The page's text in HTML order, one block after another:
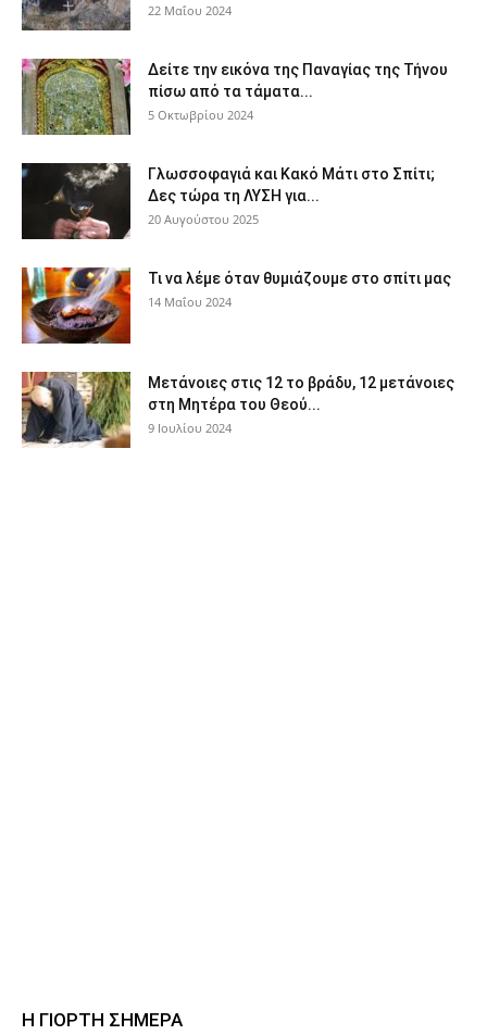
22 Μαΐου 2024
Δείτε την εικόνα της Παναγίας της Τήνου
πίσω από τα τάματα...
5 Οκτωβρίου 2024
Γλωσσοφαγιά και Κακό Μάτι στο Σπίτι;
Δες τώρα τη ΛΥΣΗ για...
20 Αυγούστου 2025
Τι να λέμε όταν θυμιάζουμε στο σπίτι μας
14 Μαΐου 2024
Μετάνοιες στις 12 το βράδυ, 12 μετάνοιες
στη Μητέρα του Θεού...
9 Ιουλίου 2024
Η ΓΙΟΡΤΗ ΣΗΜΕΡΑ